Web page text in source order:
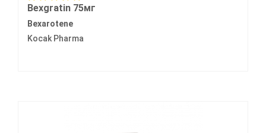
Bexgratin 75мг
Bexarotene
Kocak Pharma